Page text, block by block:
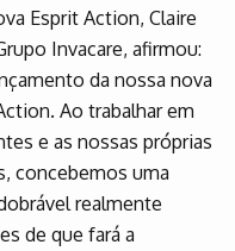
Esprit Action, Claire
Invacare, afirmou:
da nossa nova
Ao trabalhar em
e as nossas próprias
concebemos uma
realmente
de que fará a